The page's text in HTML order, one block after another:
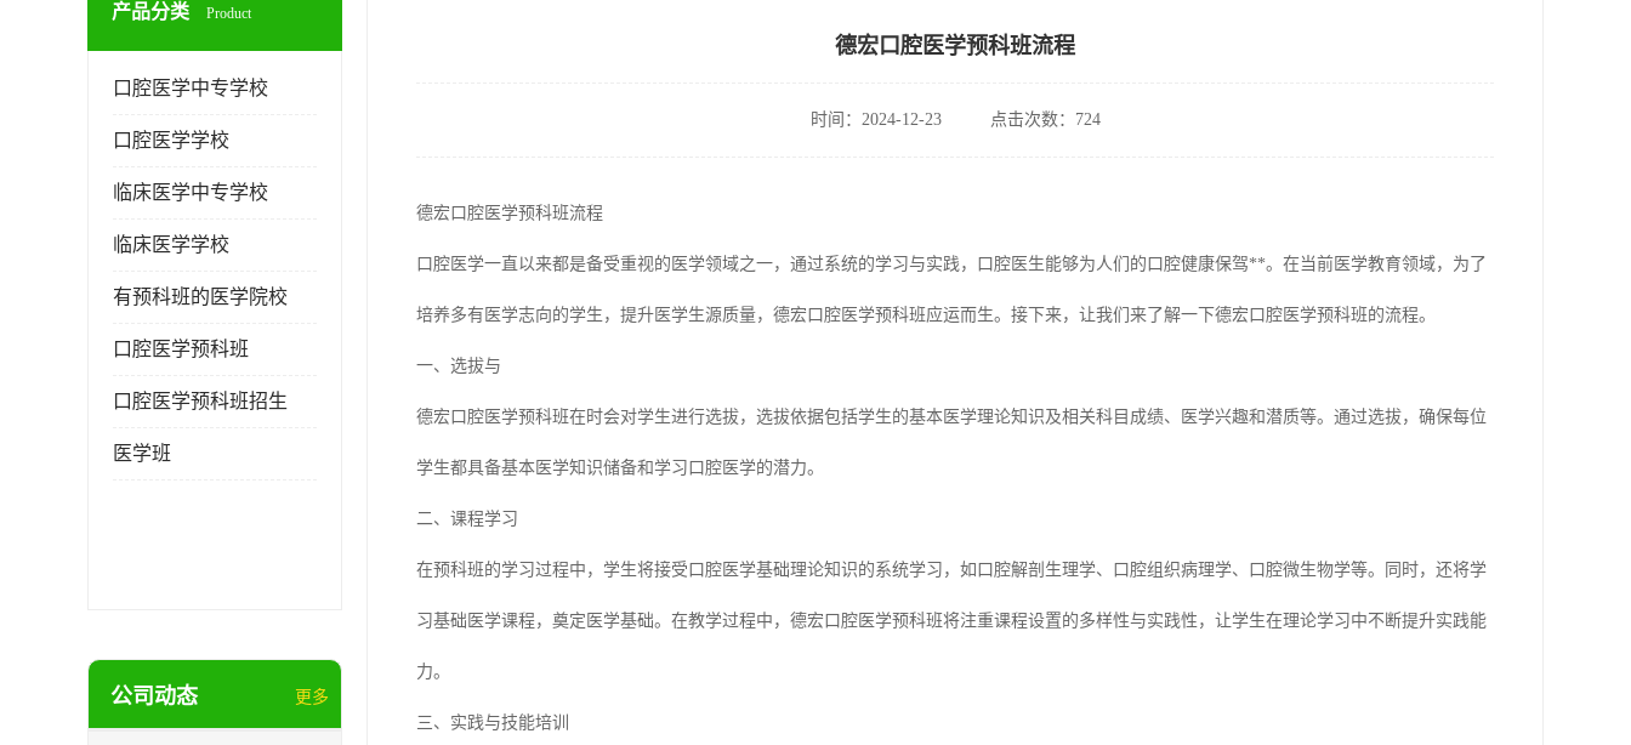
产品分类 Product
口腔医学中专学校
口腔医学学校
临床医学中专学校
临床医学学校
有预科班的医学院校
口腔医学预科班
口腔医学预科班招生
医学班
公司动态 更多
德宏口腔医学预科班流程
时间：2024-12-23 点击次数：724
德宏口腔医学预科班流程
口腔医学一直以来都是备受重视的医学领域之一，通过系统的学习与实践，口腔医生能够为人们的口腔健康保驾**。在当前医学教育领域，为了
培养多有医学志向的学生，提升医学生源质量，德宏口腔医学预科班应运而生。接下来，让我们来了解一下德宏口腔医学预科班的流程。
一、选拔与
德宏口腔医学预科班在时会对学生进行选拔，选拔依据包括学生的基本医学理论知识及相关科目成绩、医学兴趣和潜质等。通过选拔，确保每位
学生都具备基本医学知识储备和学习口腔医学的潜力。
二、课程学习
在预科班的学习过程中，学生将接受口腔医学基础理论知识的系统学习，如口腔解剖生理学、口腔组织病理学、口腔微生物学等。同时，还将学
习基础医学课程，奠定医学基础。在教学过程中，德宏口腔医学预科班将注重课程设置的多样性与实践性，让学生在理论学习中不断提升实践能
力。
三、实践与技能培训